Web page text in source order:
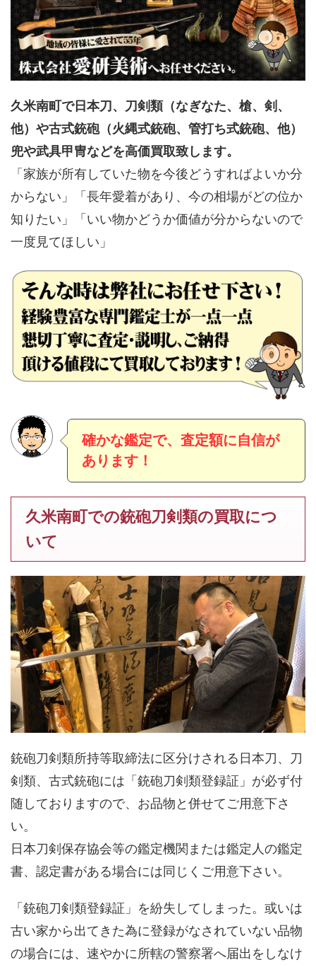
久米南町で日本刀、刀剣類（なぎなた、槍、剣、
他）や古式銃砲（火縄式銃砲、管打ち式銃砲、他）
兜や武具甲冑などを高価買取致します。
「家族が所有していた物を今後どうすればよいか分
からない」「長年愛着があり、今の相場がどの位か
知りたい」「いい物かどうか価値が分からないので
一度見てほしい」
確かな鑑定で、査定額に自信が
あります！
久米南町での銃砲刀剣類の買取につ
いて
銃砲刀剣類所持等取締法に区分けされる日本刀、刀
剣類、古式銃砲には「 銃砲刀剣類登録証 」が必ず付
随しておりますので、お品物と併せてご用意下さ
い。
日本刀剣保存協会等の鑑定機関または鑑定人の鑑定
書、認定書がある場合には同じくご用意下さい。
「銃砲刀剣類登録証」を紛失してしまった。或いは
古い家から出てきた為に登録がなされていない品物
の場合には、速やかに所轄の警察署へ届出をしなけ